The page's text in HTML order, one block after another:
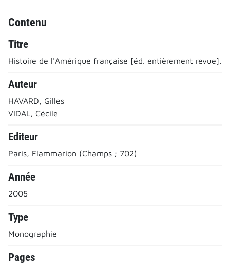
Contenu
Titre
Histoire de l'Amérique française [éd. entièrement revue].
Auteur
HAVARD, Gilles
VIDAL, Cécile
Editeur
Paris, Flammarion (Champs ; 702)
Année
2005
Type
Monographie
Pages